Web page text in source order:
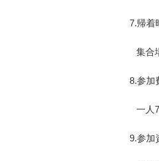
7.帰着
集合
8.参加
一人
9.参加